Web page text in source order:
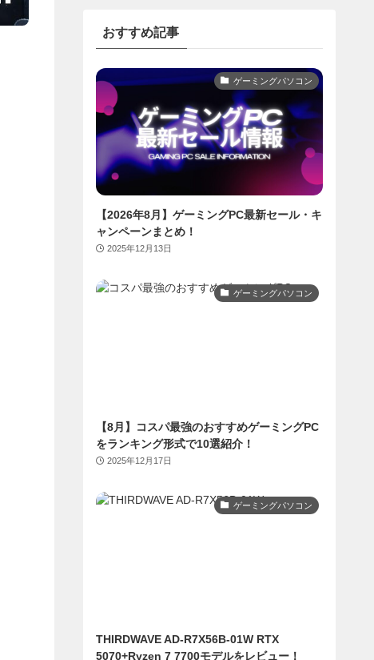
おすすめ記事
ゲーミングパソコン
【2026年8月】ゲーミングPC最新セール・キ
ャンペーンまとめ！
2025年12月13日
ゲーミングパソコン
【8月】コスパ最強のおすすめゲーミングPC
をランキング形式で10選紹介！
2025年12月17日
ゲーミングパソコン
THIRDWAVE AD-R7X56B-01W RTX
5070+Ryzen 7 7700モデルをレビュー！